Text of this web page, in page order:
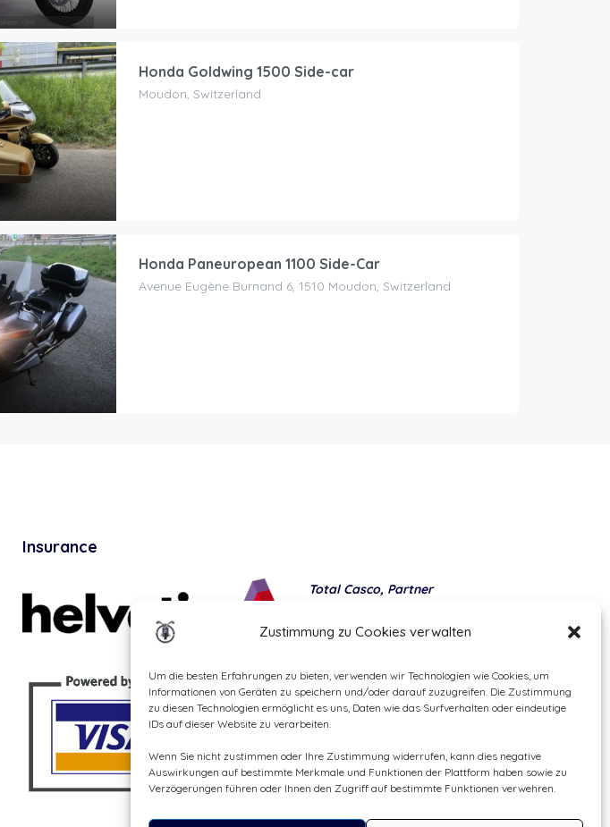
Zustimmung zu Cookies verwalten
Um die besten Erfahrungen zu bieten, verwenden wir Technologien wie Cookies, um
Informationen von Geräten zu speichern und/oder darauf zuzugreifen. Die Zustimmung
zu diesen Technologien ermöglicht es uns, Daten wie das Surfverhalten oder eindeutige
IDs auf dieser Website zu verarbeiten.
Wenn Sie nicht zustimmen oder Ihre Zustimmung widerrufen, kann dies negative
Auswirkungen auf bestimmte Merkmale und Funktionen der Plattform haben sowie zu
Verzögerungen führen oder Ihnen den Zugriff auf bestimmte Funktionen verwehren.
Honda Goldwing 1500 Side-car
Moudon, Switzerland
Honda Paneuropean 1100 Side-Car
Avenue Eugène Burnand 6, 1510 Moudon, Switzerland
Insurance
Total Casco, Partner
Methods of payment